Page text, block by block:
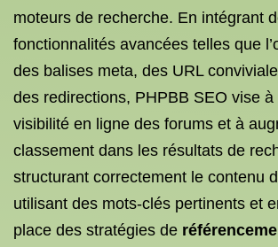
moteurs de recherche. En intégrant
fonctionnalités avancées telles que
des balises meta, des URL
des redirections, PHPBB SEO vise
visibilité en ligne des forums et à
classement dans les résultats de
structurant correctement le contenu
utilisant des mots-clés pertinents et
place des stratégies de